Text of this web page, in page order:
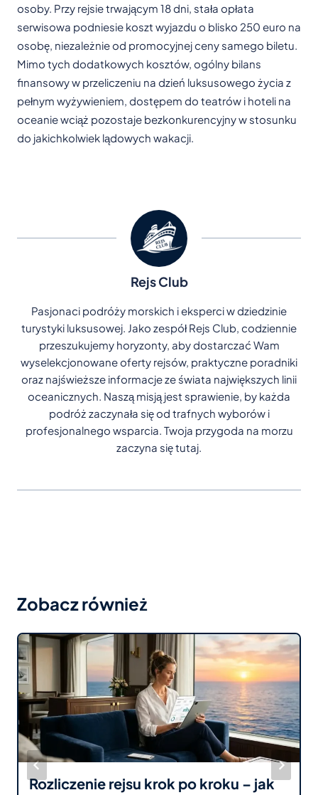
osoby. Przy rejsie trwającym 18 dni, stała opłata
serwisowa podniesie koszt wyjazdu o blisko 250 euro na
osobę, niezależnie od promocyjnej ceny samego biletu.
Mimo tych dodatkowych kosztów, ogólny bilans
finansowy w przeliczeniu na dzień luksusowego życia z
pełnym wyżywieniem, dostępem do teatrów i hoteli na
oceanie wciąż pozostaje bezkonkurencyjny w stosunku
do jakichkolwiek lądowych wakacji.
Rejs Club
Pasjonaci podróży morskich i eksperci w dziedzinie
turystyki luksusowej. Jako zespół Rejs Club, codziennie
przeszukujemy horyzonty, aby dostarczać Wam
wyselekcjonowane oferty rejsów, praktyczne poradniki
oraz najświeższe informacje ze świata największych linii
oceanicznych. Naszą misją jest sprawienie, by każda
podróż zaczynała się od trafnych wyborów i
profesjonalnego wsparcia. Twoja przygoda na morzu
zaczyna się tutaj.
Zobacz również
Rozliczenie rejsu krok po kroku – jak